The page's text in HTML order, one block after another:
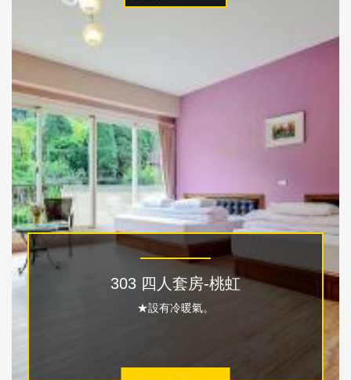
303 四人套房-桃虹
★設有冷暖氣。